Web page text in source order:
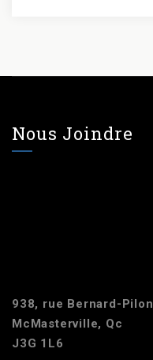
Nous Joindre
938, rue Bernard-Pilon
McMasterville, Qc
J3G 1L6